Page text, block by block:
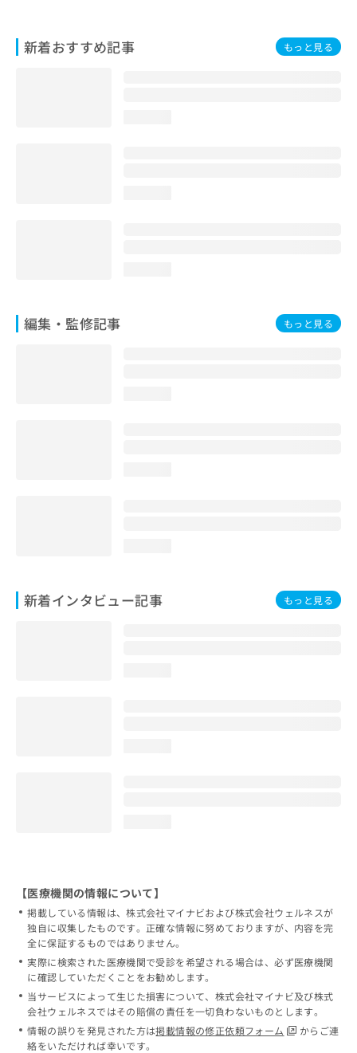
新着おすすめ記事 もっと見る
編集・監修記事 もっと見る
新着インタビュー記事 もっと見る
い
合
【医療機関の情報について】
掲載している情報は、株式会社マイナビおよび株式会社ウェルネスが
独自に収集したものです。正確な情報に努めておりますが、内容を完
全に保証するものではありません。
実際に検索された医療機関で受診を希望される場合は、必ず医療機関
に確認していただくことをお勧めします。
当サービスによって生じた損害について、株式会社マイナビ及び株式
会社ウェルネスではその賠償の責任を一切負わないものとします。
情報の誤りを発見された方は掲載情報の修正依頼フォーム
からご連
絡をいただければ幸いです。